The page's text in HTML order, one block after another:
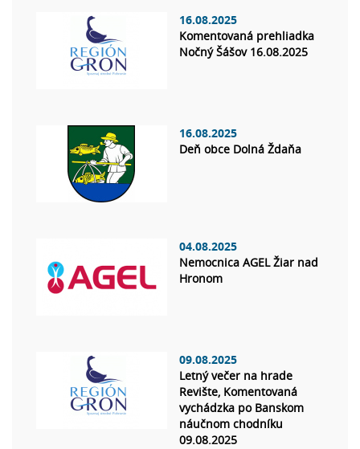
16.08.2025
Komentovaná prehliadka
Nočný Šášov 16.08.2025
16.08.2025
Deň obce Dolná Ždaňa
04.08.2025
Nemocnica AGEL Žiar nad
Hronom
09.08.2025
Letný večer na hrade
Revište, Komentovaná
vychádzka po Banskom
náučnom chodníku
09.08.2025